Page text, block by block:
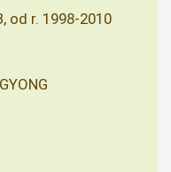
od r. 1998-2010